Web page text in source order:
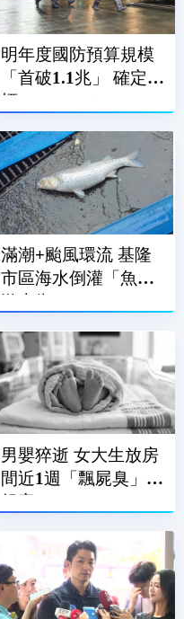
明年度國防預算規模
「首破1.1兆」 確定達
標GDP 3%！
滿潮+颱風環流 基隆
市區海水倒灌「魚兒
游上街」
男嬰猝逝 女大生放房
間近1週「飄屍臭」才
報案